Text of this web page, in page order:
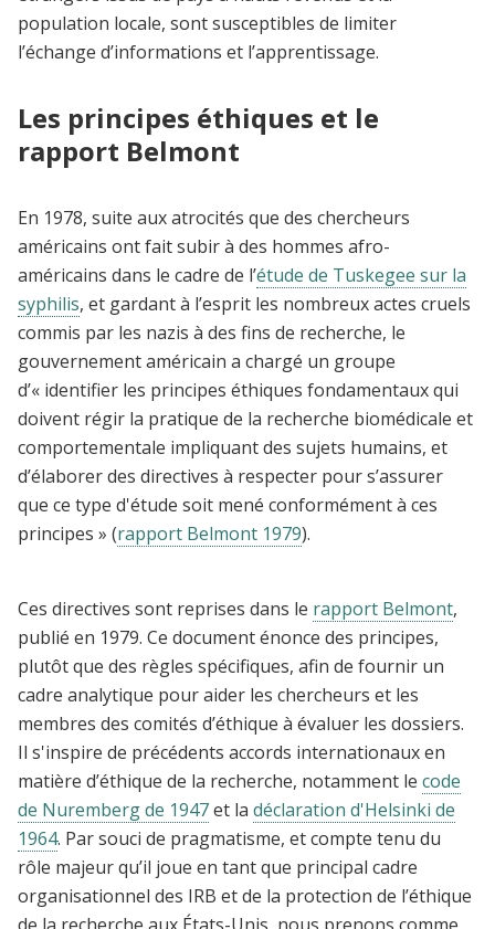
population locale, sont susceptibles de limiter
l’échange d’informations et l’apprentissage.
Les principes éthiques et le
rapport Belmont
En 1978, suite aux atrocités que des chercheurs
américains ont fait subir à des hommes afro-
américains dans le cadre de l’étude de Tuskegee sur la
syphilis, et gardant à l’esprit les nombreux actes cruels
commis par les nazis à des fins de recherche, le
gouvernement américain a chargé un groupe
d’« identifier les principes éthiques fondamentaux qui
doivent régir la pratique de la recherche biomédicale et
comportementale impliquant des sujets humains, et
d’élaborer des directives à respecter pour s’assurer
que ce type d'étude soit mené conformément à ces
principes » (rapport Belmont 1979).
Ces directives sont reprises dans le rapport Belmont,
publié en 1979. Ce document énonce des principes,
plutôt que des règles spécifiques, afin de fournir un
cadre analytique pour aider les chercheurs et les
membres des comités d’éthique à évaluer les dossiers.
Il s'inspire de précédents accords internationaux en
matière d’éthique de la recherche, notamment le code
de Nuremberg de 1947et la déclaration d'Helsinki de
1964. Par souci de pragmatisme, et compte tenu du
rôle majeur qu’il joue en tant que principal cadre
organisationnel des IRB et de la protection de l’éthique